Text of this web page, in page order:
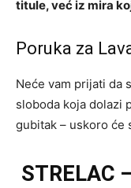
titule, već iz mira
Poruka za
Neće vam prijati da
sloboda koja dolazi
gubitak – uskoro će
STRELAC